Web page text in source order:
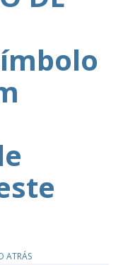
ATRÁS